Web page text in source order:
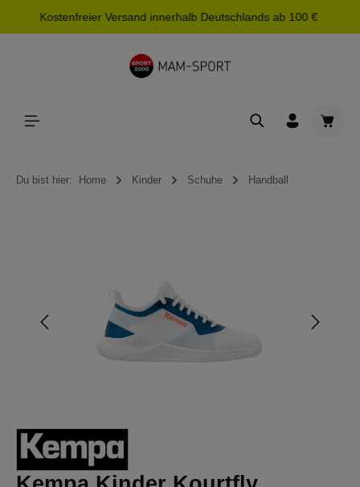
springen
Kostenfreier Versand innerhalb Deutschlands ab 100 €
Du bist hier: Home Kinder Schuhe Handball